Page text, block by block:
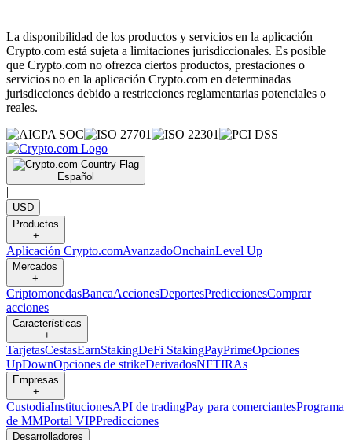
La disponibilidad de los productos y servicios en la aplicación
Crypto.com está sujeta a limitaciones jurisdiccionales. Es posible
que Crypto.com no ofrezca ciertos productos, prestaciones o
servicios no en la aplicación Crypto.com en determinadas
jurisdicciones debido a restricciones reglamentarias potenciales o
reales.
Español
|
USD
Productos
+
Aplicación Crypto.comAvanzadoOnchainLevel Up
Mercados
+
CriptomonedasBancaAccionesDeportesPrediccionesComprar
acciones
Características
+
TarjetasCestasEarnStakingDeFi StakingPayPrimeOpciones
UpDownOpciones de strikeDerivadosNFTIRAs
Empresas
+
CustodiaInstitucionesAPI de tradingPay para comerciantesPrograma
de MMPortal VIPPredicciones
Desarrolladores